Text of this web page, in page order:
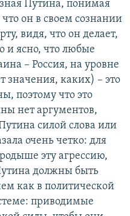
Путина, понимая
он в своем сознании
видя, что он делает,
и ясно, что любые
– Россия, на уровне
значения, каких) – это
поэтому что это
нет аргументов,
силой слова или
очень четко: для
эту агрессию,
должны быть
как в политической
приводимые